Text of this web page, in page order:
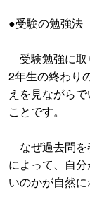
●受験の勉強法
受験勉強に取
2年生の終わり
えを見ながら
ことです。
なぜ過去問を
によって、自
いのかが自然に